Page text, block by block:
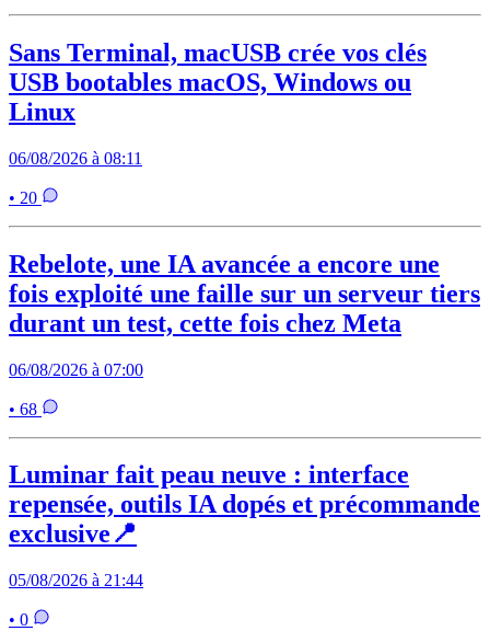
Sans Terminal, macUSB crée vos clés
USB bootables macOS, Windows ou
Linux
06/08/2026 à 08:11
• 20
Rebelote, une IA avancée a encore une
fois exploité une faille sur un serveur tiers
durant un test, cette fois chez Meta
06/08/2026 à 07:00
• 68
Luminar fait peau neuve : interface
repensée, outils IA dopés et précommande
exclusive📍
05/08/2026 à 21:44
• 0